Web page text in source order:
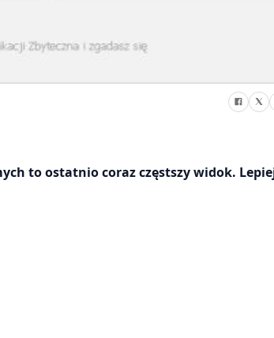
to ostatnio coraz częstszy widok.